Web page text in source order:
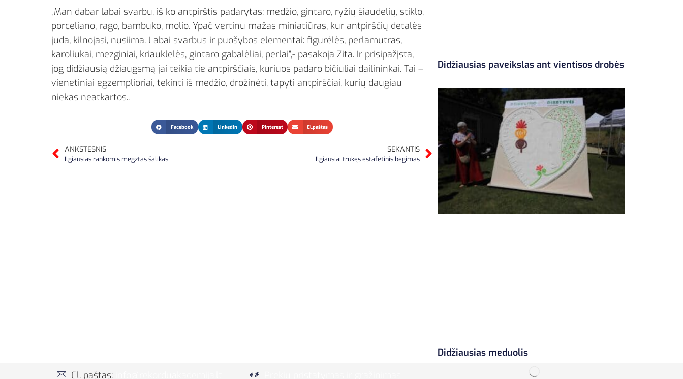
„Man dabar labai svarbu, iš ko antpirštis padarytas: medžio, gintaro, ryžių šiaudelių, stiklo,
porceliano, rago, bambuko, molio. Ypač vertinu mažas miniatiūras, kur antpirščių detalės
juda, kilnojasi, nusiima. Labai svarbūs ir puošybos elementai: figūrėlės, perlamutras,
karoliukai, mezginiai, kriauklelės, gintaro gabalėliai, perlai“,- pasakoja Zita. Ir prisipažįsta,
jog didžiausią džiaugsmą jai teikia tie antpirščiais, kuriuos padaro bičiuliai dailininkai. Tai –
vienetiniai egzemplioriai, tekinti iš medžio, drožinėti, tapyti antpirščiai, kurių daugiau
niekas neatkartos..
Facebook LinkedIn Pinterest El.paštas
ANKSTESNIS
Ilgiausias rankomis megztas šalikas
SEKANTIS
Ilgiausiai trukęs estafetinis bėgimas
Didžiausias paveikslas ant vientisos drobės
Didžiausias meduolis
El. paštas: